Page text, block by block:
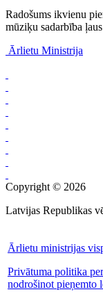
Radošums ikvienu
mūziķu sadarbība
Ārlietu Ministrija
Copyright © 2026
Latvijas Republikas
Ārlietu ministrijas
Privātuma politika
nodrošinot pieņemto